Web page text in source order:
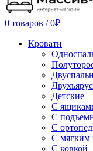
0 товаров / 0₽
Кровати
Детские
С
С
С
С мягким
С ковкой